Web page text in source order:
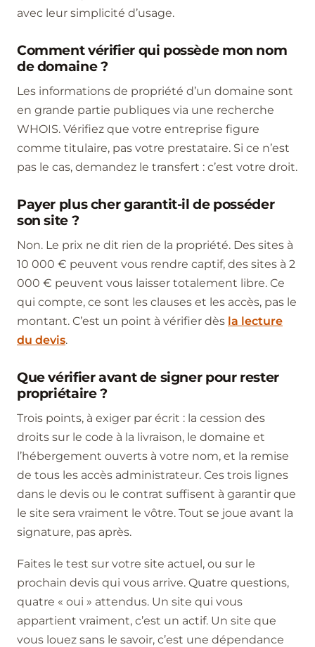
avec leur simplicité d’usage.
Comment vérifier qui possède mon nom
de domaine ?
Les informations de propriété d’un domaine sont
en grande partie publiques via une recherche
WHOIS. Vérifiez que votre entreprise figure
comme titulaire, pas votre prestataire. Si ce n’est
pas le cas, demandez le transfert : c’est votre droit.
Payer plus cher garantit-il de posséder
son site ?
Non. Le prix ne dit rien de la propriété. Des sites à
10 000 € peuvent vous rendre captif, des sites à 2
000 € peuvent vous laisser totalement libre. Ce
qui compte, ce sont les clauses et les accès, pas le
montant. C’est un point à vérifier dès la lecture
du devis.
Que vérifier avant de signer pour rester
propriétaire ?
Trois points, à exiger par écrit : la cession des
droits sur le code à la livraison, le domaine et
l’hébergement ouverts à votre nom, et la remise
de tous les accès administrateur. Ces trois lignes
dans le devis ou le contrat suffisent à garantir que
le site sera vraiment le vôtre. Tout se joue avant la
signature, pas après.
Faites le test sur votre site actuel, ou sur le
prochain devis qui vous arrive. Quatre questions,
quatre « oui » attendus. Un site qui vous
appartient vraiment, c’est un actif. Un site que
vous louez sans le savoir, c’est une dépendance